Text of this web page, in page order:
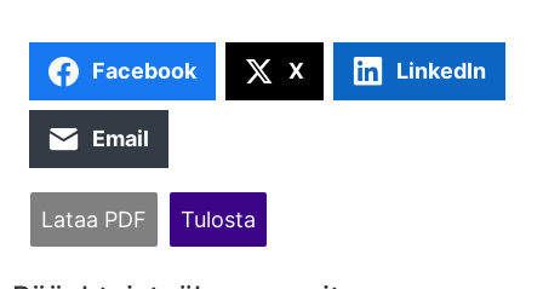
Facebook X LinkedIn
Email
Lataa PDF Tulosta